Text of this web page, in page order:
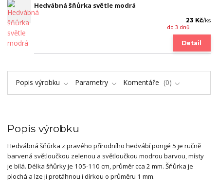
Hedvábná šňůrka světle modrá
23 Kč/ks
do 3 dnů
Detail
Popis výrobku Parametry Komentáře 0
Popis výrobku
Hedvábná šňůrka z pravého přírodního hedvábí pongé 5 je ručně
barvená světloučkou zelenou a světloučkou modrou barvou, místy
je bílá. Délka šňůrky je 105-110 cm, průměr cca 2 mm. Šňůrka je
plochá a lze ji protáhnou i dírkou o průměru 1 mm.